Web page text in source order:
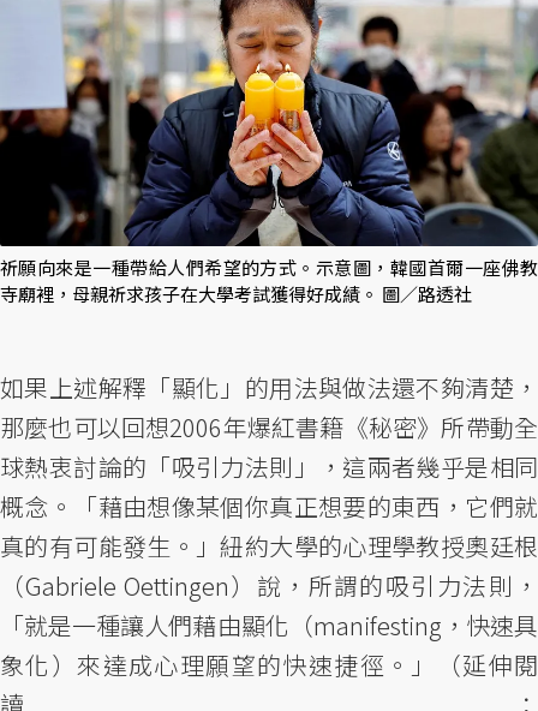
祈願向來是一種帶給人們希望的方式。示意圖，韓國首爾一座佛教
寺廟裡，母親祈求孩子在大學考試獲得好成績。 圖／路透社
如果上述解釋「顯化」的用法與做法還不夠清楚，
那麼也可以回想2006年爆紅書籍《秘密》所帶動全
球熱衷討論的「吸引力法則」，這兩者幾乎是相同
概念。「藉由想像某個你真正想要的東西，它們就
真的有可能發生。」紐約大學的心理學教授奧廷根
（Gabriele Oettingen）說，所謂的吸引力法則，
「就是一種讓人們藉由顯化（manifesting，快速具
象化）來達成心理願望的快速捷徑。」（延伸閱
讀：